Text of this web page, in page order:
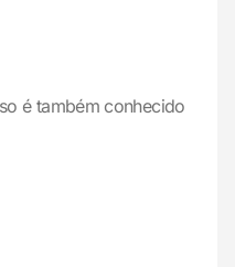
é também conhecido